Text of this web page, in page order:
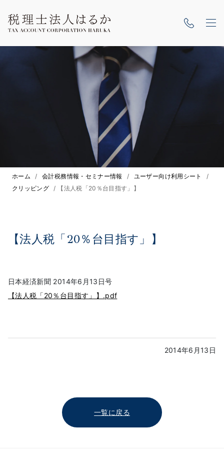
ホーム / 会計税務情報・セミナー情報 / ユーザー向け利用シート
/
クリッピング / 【法人税「20％台目指す」】
【法人税「20％台目指す」】
日本経済新聞 2014年6月13日号
【法人税「20％台目指す」】.pdf
2014年6月13日
一覧に戻る